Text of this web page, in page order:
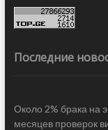
Последние
Около 2% брака на
месяцев проверок